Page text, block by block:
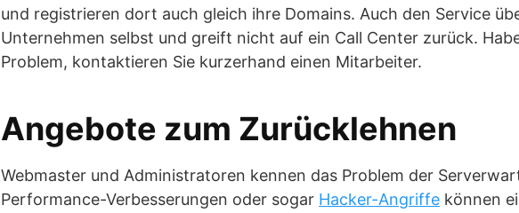
und registrieren dort auch gleich ihre Domains. Auch den Service
Unternehmen selbst und greift nicht auf ein Call Center zurück.
Problem, kontaktieren Sie kurzerhand einen Mitarbeiter.
Angebote zum Zurücklehnen
Webmaster und Administratoren kennen das Problem der
Performance-Verbesserungen oder sogar Hacker-Angriffe können